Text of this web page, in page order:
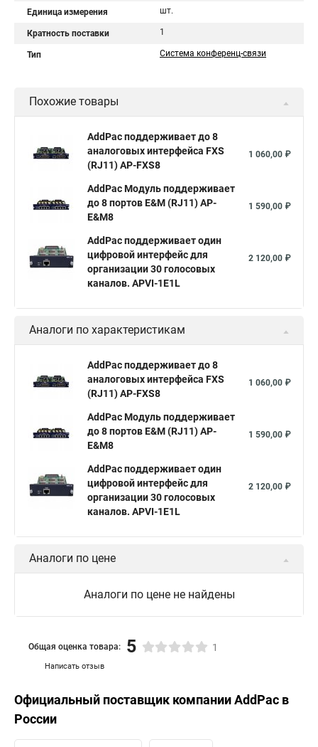
Единица измерения шт.
Кратность поставки 1
Тип Система конференц-связи
Похожие товары
AddPac поддерживает до 8
аналоговых интерфейса FXS
(RJ11) AP-FXS8
1 060,00 ₽
AddPac Модуль поддерживает
до 8 портов E&M (RJ11) AP-
E&M8
1 590,00 ₽
AddPac поддерживает один
цифровой интерфейс для
организации 30 голосовых
каналов. APVI-1E1L
2 120,00 ₽
Аналоги по характеристикам
AddPac поддерживает до 8
аналоговых интерфейса FXS
(RJ11) AP-FXS8
1 060,00 ₽
AddPac Модуль поддерживает
до 8 портов E&M (RJ11) AP-
E&M8
1 590,00 ₽
AddPac поддерживает один
цифровой интерфейс для
организации 30 голосовых
каналов. APVI-1E1L
2 120,00 ₽
Аналоги по цене
Аналоги по цене не найдены
Написать отзыв
Общая оценка товара: 5 1
Официальный поставщик компанииAddPac в
России